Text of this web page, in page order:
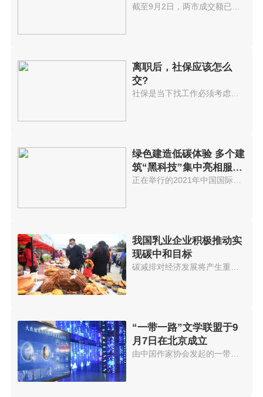
离职后，社保应该怎么
交?
绿色建造低碳体验 多个建
筑“黑科技”集中亮相服贸
会
正在举行的2021年中国国际服务贸...
我国乳业企业积极推动实
现碳中和目标
“一带一路”文学联盟于9
月7日在北京成立
由中国作家协会发起的一带一路文...